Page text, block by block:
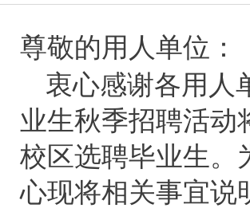
尊敬的用人单位：
衷心感谢各用人
业生秋季招聘活动
校区选聘毕业生。
心现将相关事宜说